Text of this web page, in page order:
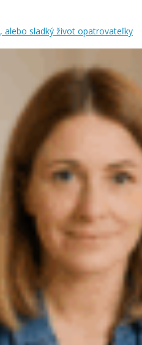
alebo sladký život opatrovateľky